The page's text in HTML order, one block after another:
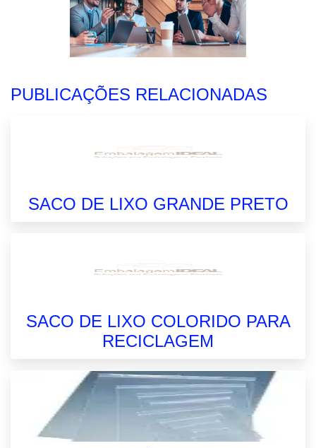
PUBLICAÇÕES RELACIONADAS
SACO DE LIXO GRANDE PRETO
SACO DE LIXO COLORIDO PARA
RECICLAGEM